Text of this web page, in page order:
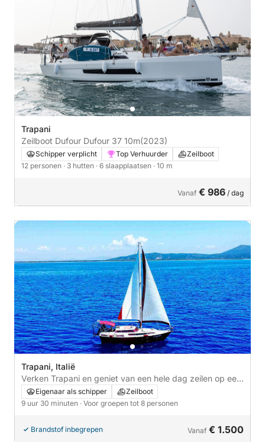
Trapani
Zeilboot Dufour Dufour 37 10m(2023)
Schipper verplicht Top Verhuurder
Zeilboot
12 personen · 3 hutten · 6 slaapplaatsen · 10 m
Vanaf € 986 / dag
Trapani, Italië
Verken Trapani en geniet van een hele dag zeilen op een
zeilboot.
Eigenaar als schipper
Zeilboot
9 uur 30 minuten · Voor groepen tot 8 personen
Brandstof inbegrepen Vanaf € 1.500